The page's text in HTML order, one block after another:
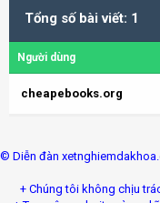
Tổng số bài viết: 1
Người dùng
cheapebooks.org
© Diễn đàn
+ Chúng tôi không chịu